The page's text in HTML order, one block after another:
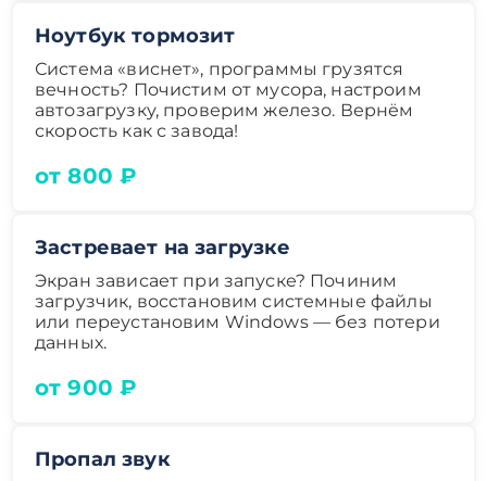
Ноутбук тормозит
Система «виснет», программы грузятся
вечность? Почистим от мусора, настроим
автозагрузку, проверим железо. Вернём
скорость как с завода!
от 800 ₽
Застревает на загрузке
Экран зависает при запуске? Починим
загрузчик, восстановим системные файлы
или переустановим Windows — без потери
данных.
от 900 ₽
Пропал звук